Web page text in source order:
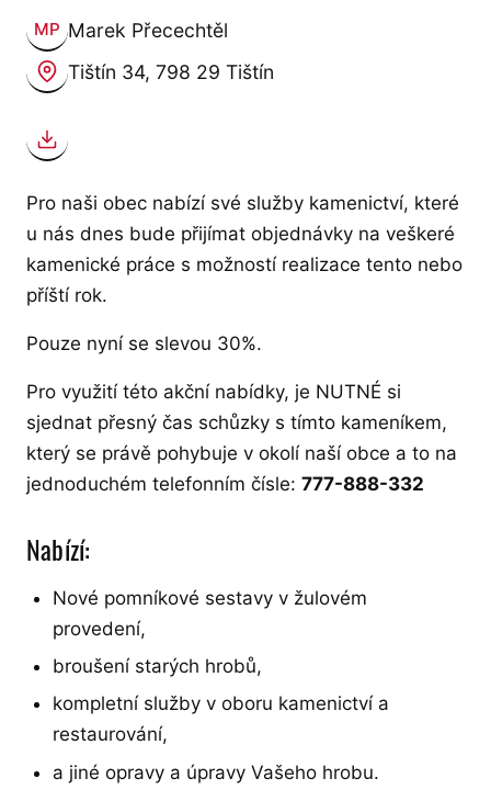
MP Zveřejnil:
Marek Přecechtěl
Kde:
Tištín 34, 798 29 Tištín
Stáhnout kontakt (vCard)
Pro naši obec nabízí své služby kamenictví, které
u nás dnes bude přijímat objednávky na veškeré
kamenické práce s možností realizace tento nebo
příští rok.
Pouze nyní se slevou 30%.
Pro využití této akční nabídky, je NUTNÉ si
sjednat přesný čas schůzky s tímto kameníkem,
který se právě pohybuje v okolí naší obce a to na
jednoduchém telefonním čísle: 777-888-332
Nabízí:
Nové pomníkové sestavy v žulovém
provedení,
broušení starých hrobů,
kompletní služby v oboru kamenictví a
restaurování,
a jiné opravy a úpravy Vašeho hrobu.